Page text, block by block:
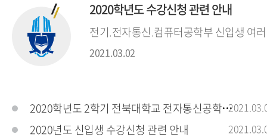
2020학년도 수강신청 관련 안내
전기.전자통신.컴퓨터공학부 신입생 여
2021.03.02
2020학년도 2학기 전북대학교 전자통신공학전공
2020년도 신입생 수강신청 관련 안내